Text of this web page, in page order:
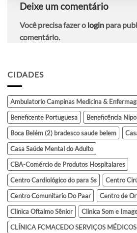
Deixe um comentário
Você precisa fazer o login para
comentário.
CIDADES
Ambulatorio Campinas Medicina &
Beneficente Portuguesa
Beneficência
Boca Belém (2) bradesco saude belem
Casa Saúde Mental do Adulto
CBA-Comércio de Produtos Hospitalares
Centro Cardiológico do para Ss
Centro
Centro Comunitario Do Paar
Centro de
Clinica Oftalmo Sênior
Clinica Som e
CLÍNICA FCMACEDO SERVIÇOS